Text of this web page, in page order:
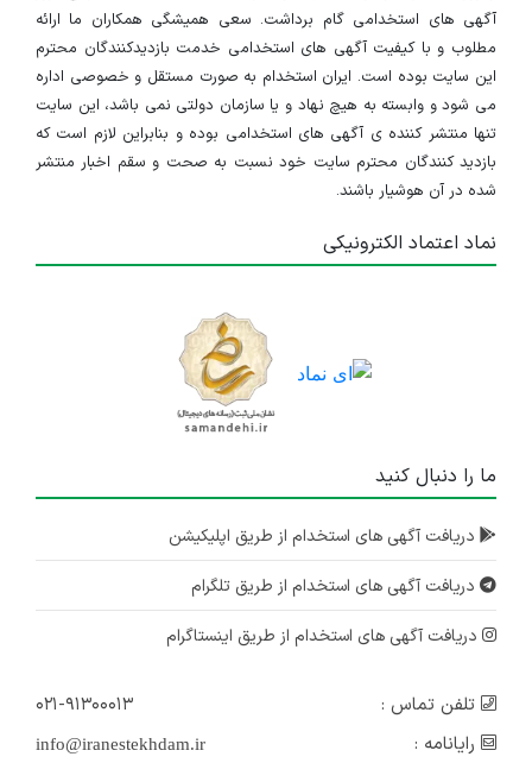
آگهی های استخدامی گام برداشت. سعی همیشگی همکاران ما ارائه
مطلوب و با کیفیت آگهی های استخدامی خدمت بازدیدکنندگان محترم
این سایت بوده است. ایران استخدام به صورت مستقل و خصوصی اداره
می شود و وابسته به هیچ نهاد و یا سازمان دولتی نمی باشد، این سایت
تنها منتشر کننده ی آگهی های استخدامی بوده و بنابراین لازم است که
بازدید کنندگان محترم سایت خود نسبت به صحت و سقم اخبار منتشر
شده در آن هوشیار باشند.
نماد اعتماد الکترونیکی
ما را دنبال کنید
دریافت آگهی های استخدام از طریق اپلیکیشن
دریافت آگهی های استخدام از طریق تلگرام
دریافت آگهی های استخدام از طریق اینستاگرام
تلفن تماس :
۰۲۱-۹۱۳۰۰۰۱۳
رایانامه :
info@iranestekhdam.ir